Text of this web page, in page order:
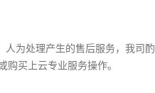
人为处理产生的售后服务，我司酌
买上云专业服务操作。